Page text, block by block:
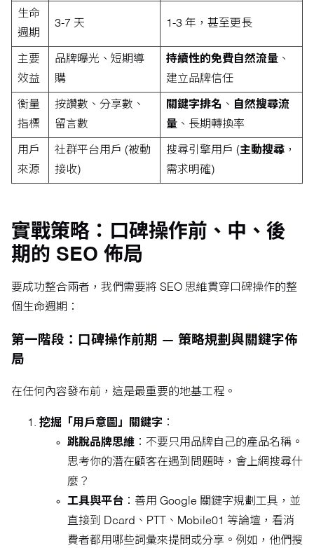
生命
週期
3-7 天 1-3 年，甚至更長
主要
效益
品牌曝光、短期導
購
持續性的免費自然流量 、
建立品牌信任
衡量
指標
按讚數、分享數、
留言數
關鍵字排名 、
自然搜尋流
量 、長期轉換率
用戶
來源
社群平台用戶 (被動
接收)
搜尋引擎用戶 (主動搜尋 ，
需求明確)
實戰策略：口碑操作前、中、後
期的 SEO 佈局
要成功整合兩者，我們需要將 SEO 思維貫穿口碑操作的整
個生命週期：
第一階段：口碑操作前期 — 策略規劃與關鍵字佈
局
在任何內容發布前，這是最重要的地基工程。
挖掘「用戶意圖」關鍵字 ：
跳脫品牌思維 ：不要只用品牌自己的產品名稱。
思考你的潛在顧客在遇到問題時，會上網搜尋什
麼？
工具與平台 ：善用 Google 關鍵字規劃工具，並
直接到 Dcard、PTT、Mobile01 等論壇，看消
費者都用哪些詞彙來提問或分享。例如，他們搜